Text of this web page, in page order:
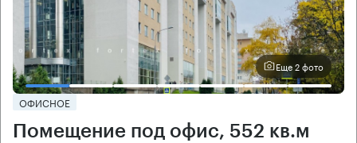
Еще 2 фото
ОФИСНОЕ
Помещение под офис, 552 кв.м